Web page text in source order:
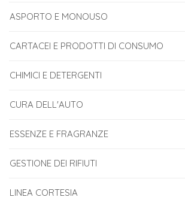
ASPORTO E MONOUSO
CARTACEI E PRODOTTI DI CONSUMO
CHIMICI E DETERGENTI
CURA DELL'AUTO
ESSENZE E FRAGRANZE
GESTIONE DEI RIFIUTI
LINEA CORTESIA